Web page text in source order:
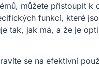
můžete přistoupit k
funkcí, které
tak, jak má, a že je
se na efektivní